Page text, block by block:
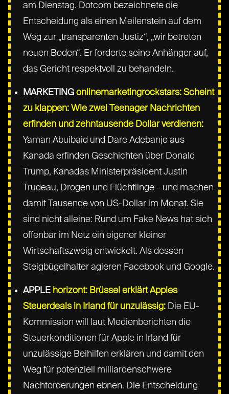
am Dienstag. Dotcom bezeichnete die
Entscheidung als einen Meilenstein auf dem
Weg zur „transparenten Justiz“, „wir betreten
neuen Boden“. Er forderte seine Anhänger auf,
das Gericht respektvoll zu behandeln.
MARKETINGonlinemarketingrockstars: Scheint
zu klappen: Wie zwei Teenager Nachrichten
erfinden und zehntausende Dollar verdienen:
Yaman Abuibaid und Dare Adebanjo aus
Kanada erfinden Geschichten über Donald
Trump, Kanadas Ministerpräsident Justin
Trudeau, Drogen und Flüchtlinge – und machen
damit Tausende von US-Dollar im Monat. Sie
sind nicht alleine: Rund um Fake News hat sich
offenbar im Netz ein eigener kleiner
Wirtschaftszweig entwickelt. Als dessen
Steigbügelhalter agieren Facebook und Google.
APPLE horizont: Brüssel erklärt Apples
Steuerdeals in Irland für unzulässig: Die EU-
Kommission will laut Medienberichten die
Steuerkonditionen für Apple in Irland für
unzulässige Beihilfen erklären und damit den
Weg für potenziell milliardenschwere
Nachforderungen ebnen. Die Entscheidung